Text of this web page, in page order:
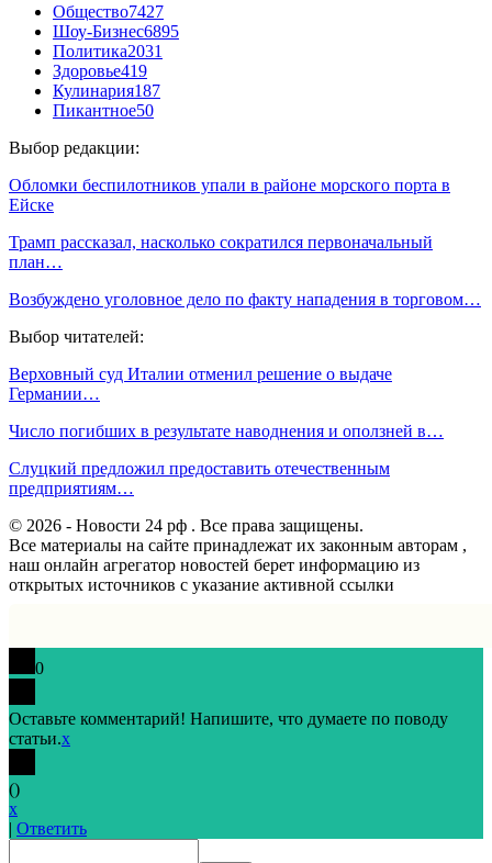
Общество7427
Шоу-Бизнес6895
Политика2031
Здоровье419
Кулинария187
Пикантное50
Выбор редакции:
Обломки беспилотников упали в районе морского порта в
Ейске
Трамп рассказал, насколько сократился первоначальный
план…
Возбуждено уголовное дело по факту нападения в торговом…
Выбор читателей:
Верховный суд Италии отменил решение о выдаче
Германии…
Число погибших в результате наводнения и оползней в…
Слуцкий предложил предоставить отечественным
предприятиям…
© 2026 - Новости 24 рф . Все права защищены.
Все материалы на сайте принадлежат их законным авторам ,
наш онлайн агрегатор новостей берет информацию из
открытых источников с указание активной ссылки
0
Оставьте комментарий! Напишите, что думаете по поводу
статьи.x
()
x
| Ответить